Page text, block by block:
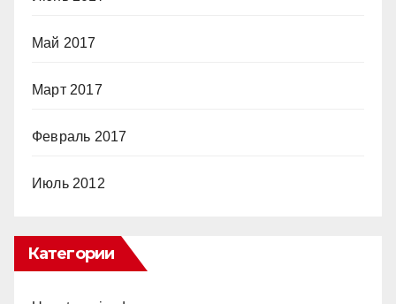
Май 2017
Март 2017
Февраль 2017
Июль 2012
Категории